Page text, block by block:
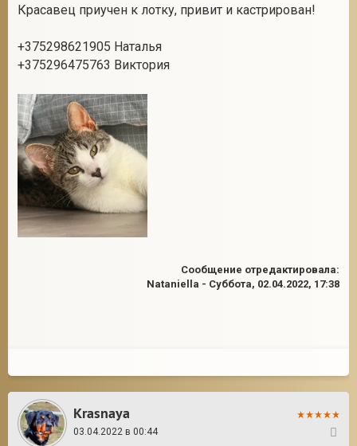
Красавец приучен к лотку, привит и кастрирован!
+375298621905 Наталья
+375296475763 Виктория
Сообщение отредактировала:
Nataniella - Суббота, 02.04.2022, 17:38
Krasnaya
03.04.2022 в 00:44